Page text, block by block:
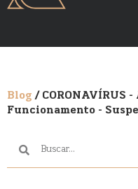
Blog/ CORONAVÍRUS
Funcionamento -